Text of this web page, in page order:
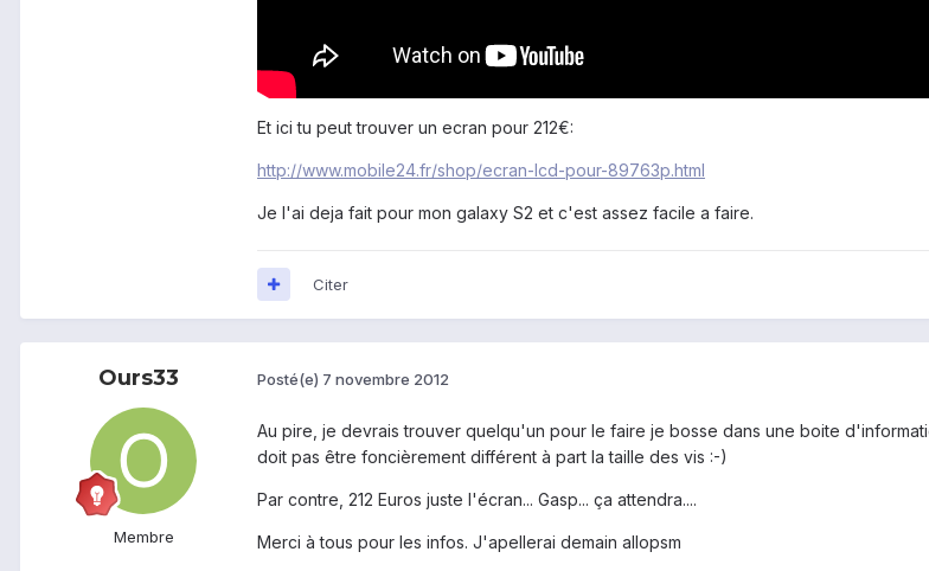
Et ici tu peut trouver un ecran pour 212€:
http://www.mobile24.fr/shop/ecran-lcd-pour-89763p.html
Je l'ai deja fait pour mon galaxy S2 et c'est assez facile a faire.
Citer
Ours33
Membre
Posté(e) 7 novembre 2012
Au pire, je devrais trouver quelqu'un pour le faire je bosse dans une boite
doit pas être foncièrement différent à part la taille des vis :-)
Par contre, 212 Euros juste l'écran... Gasp... ça attendra....
Merci à tous pour les infos. J'apellerai demain allopsm